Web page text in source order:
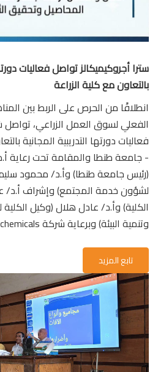
سترا أجروكيميكالز تواصل فعاليات
بالتعاون مع كلية الزراعة
انطلاقًا من الحرص على الربط بين
الفعلي لسوق العمل الزراعي، تواصل
فعاليات دورتها التدريبية المجانية
- جامعة طنطا والمقامة تحت
(رئيس جامعة طنطا) وأ.د/ محمود
لشؤون خدمة المجتمع) وإشراف
الكلية) وأ.د/ عادل هلال (وكيل
وتنمية البيئة) وبرعاية شركة Setra Agrochemicals.
تابع المزيد